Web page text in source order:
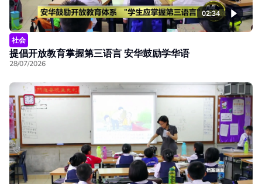
02:34
社会
提倡开放教育掌握第三语言 安华鼓励学华语
28/07/2026